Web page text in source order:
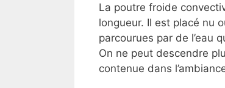
La poutre froide
longueur. Il est placé nu
parcourues par de l’eau
On ne peut descendre
contenue dans